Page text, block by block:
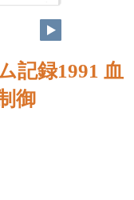
記録1991 血
御